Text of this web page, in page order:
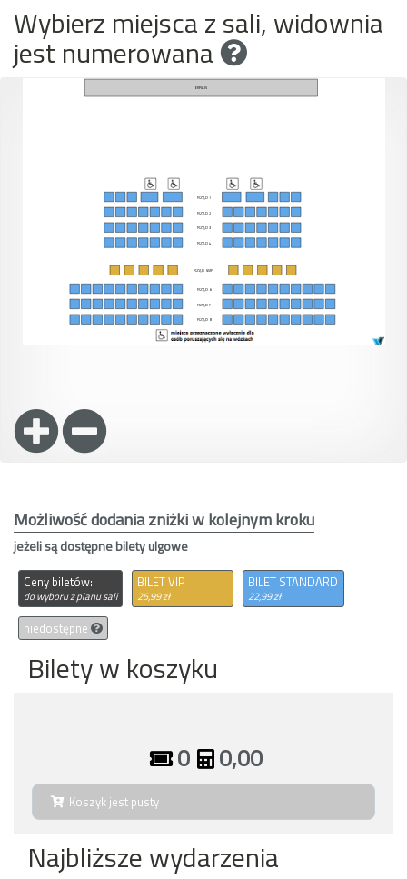
Wybierz miejsca z sali, widownia
jest numerowana
Możliwość dodania zniżki w kolejnym kroku
jeżeli są dostępne bilety ulgowe
Ceny biletów:
do wyboru z planu sali
BILET VIP
25,99 zł
BILET STANDARD
22,99 zł
niedostępne
Bilety w koszyku
0 0,00
Koszyk jest pusty
Najbliższe wydarzenia